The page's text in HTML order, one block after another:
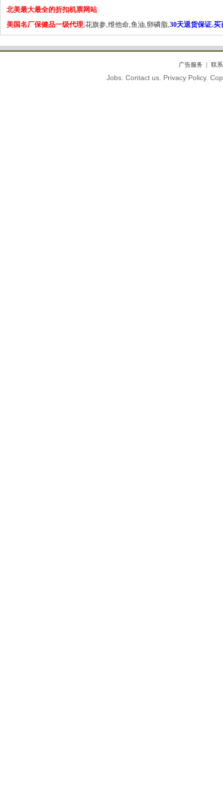
北美最大最全的折扣机票网站
美国名厂保健品一级代理,花旗参,维他命,鱼油,卵磷脂,30天退货保证.买
广告服务 联
Jobs. Contact us. Privacy Policy.